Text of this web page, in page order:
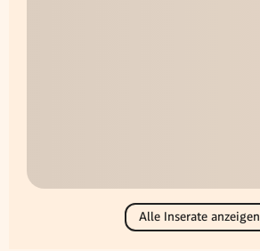
Alle Inserate anzeigen